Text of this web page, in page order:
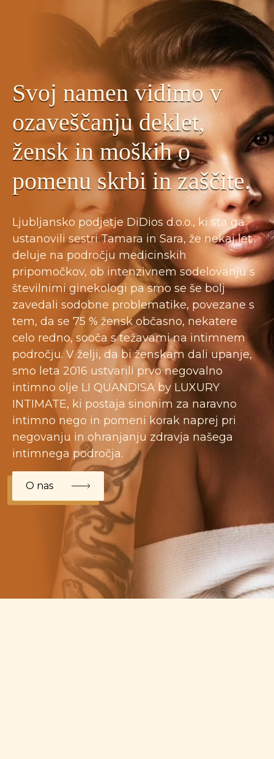
Svoj namen vidimo v
ozaveščanju deklet,
žensk in moških o
pomenu skrbi in zaščite.
Ljubljansko podjetje DiDios d.o.o., ki sta ga
ustanovili sestri Tamara in Sara, že nekaj let
deluje na področju medicinskih
pripomočkov, ob intenzivnem sodelovanju s
številnimi ginekologi pa smo se še bolj
zavedali sodobne problematike, povezane s
tem, da se 75 % žensk občasno, nekatere
celo redno, sooča s težavami na intimnem
področju. V želji, da bi ženskam dali upanje,
smo leta 2016 ustvarili prvo negovalno
intimno olje LI QUANDISA by LUXURY
INTIMATE, ki postaja sinonim za naravno
intimno nego in pomeni korak naprej pri
negovanju in ohranjanju zdravja našega
intimnega področja.
O nas